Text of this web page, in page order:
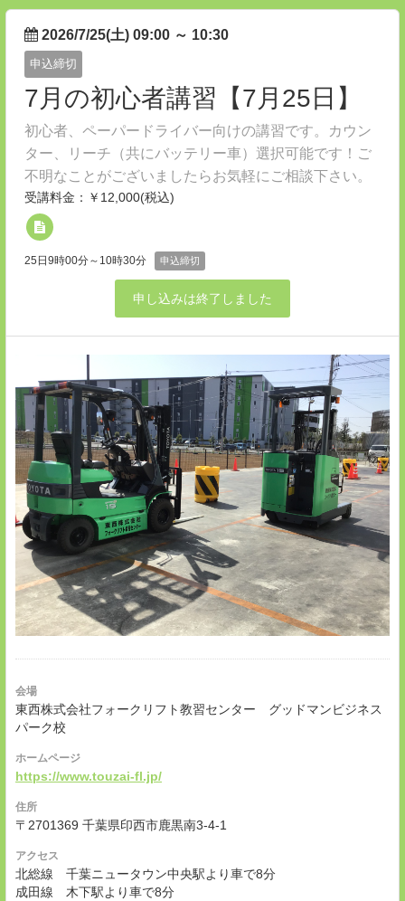
2026/7/25(土) 09:00 ～ 10:30
申込締切
7月の初心者講習【7月25日】
初心者、ペーパードライバー向けの講習です。カウン
ター、リーチ（共にバッテリー車）選択可能です！ご
不明なことがございましたらお気軽にご相談下さい。
受講料金：￥12,000(税込)
25日9時00分～10時30分 申込締切
申し込みは終了しました
会場
東西株式会社フォークリフト教習センター グッドマンビジネス
パーク校
ホームページ
https://www.touzai-fl.jp/
住所
〒2701369 千葉県印西市鹿黒南3-4-1
アクセス
北総線 千葉ニュータウン中央駅より車で8分
成田線 木下駅より車で8分